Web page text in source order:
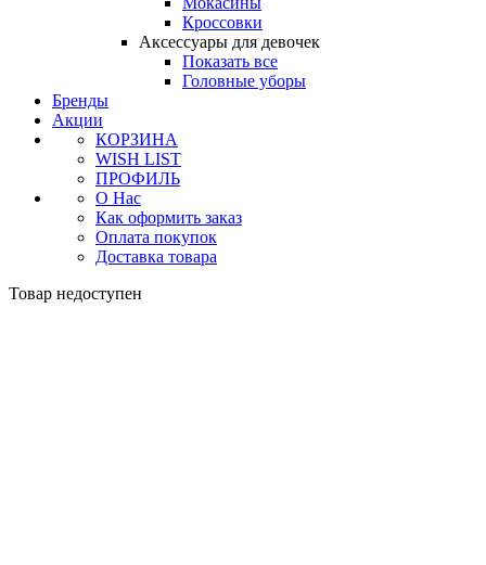
Кроссовки
Аксессуары для девочек
Показать все
Головные уборы
Бренды
Акции
КОРЗИНА
WISH LIST
ПРОФИЛЬ
О Нас
Как оформить заказ
Оплата покупок
Доставка товара
Товар недоступен